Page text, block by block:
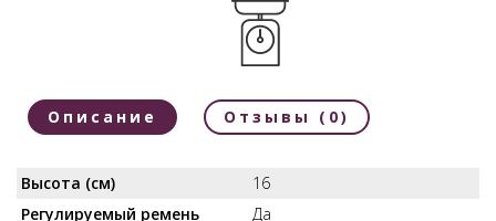
Описание Отзывы (0)
Высота (см)
16
Регулируемый ремень
Да